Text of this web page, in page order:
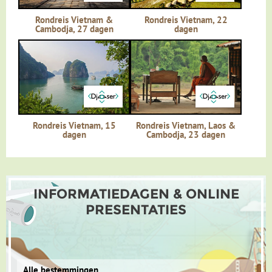
Halong Bay... net een schilderij!
Dag 13 Hanoi - Halong Bay, overnachting op een boot
Dag 14 Halong Bay - Yen Duc - waterpoppenshow - vertrek
Hanoi
Dag 15 aankomst Amsterdam
Rondreis Vietnam &
Cambodja, 27 dagen
Rondreis Vietnam, 22
dagen
Rondreis Vietnam, 15
dagen
Rondreis Vietnam, Laos &
Cambodja, 23 dagen
INFORMATIEDAGEN & ONLINE
PRESENTATIES
Alle bestemmingen